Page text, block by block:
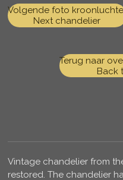
Volgende foto
Next chandelier
Terug naar
Back
Vintage chandelier from
restored. The chandelier